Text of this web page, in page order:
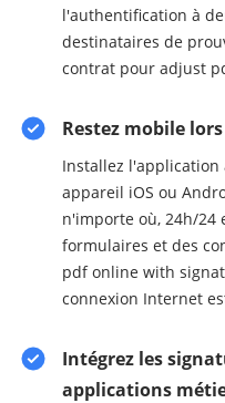
l'authentification à
destinataires de
contrat pour adjust
Restez mobile
Installez l'application
appareil iOS ou
n'importe où, 24h/24
formulaires et des
pdf online with
connexion Internet
Intégrez les
applications